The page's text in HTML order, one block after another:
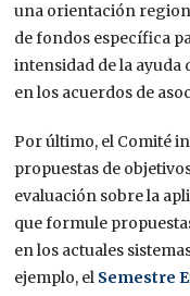
una orientación
de fondos específica
intensidad de la
en los acuerdos de
Por último, el Comité
propuestas de
evaluación sobre la
que formule
en los actuales
ejemplo, el Semestre